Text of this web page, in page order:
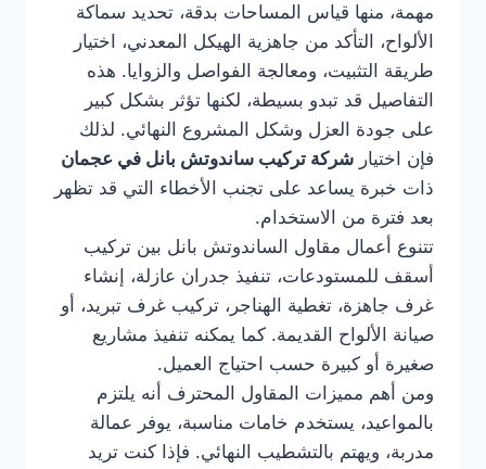
مهمة، منها قياس المساحات بدقة، تحديد سماكة
الألواح، التأكد من جاهزية الهيكل المعدني، اختيار
طريقة التثبيت، ومعالجة الفواصل والزوايا. هذه
التفاصيل قد تبدو بسيطة، لكنها تؤثر بشكل كبير
على جودة العزل وشكل المشروع النهائي. لذلك
فإن اختيار شركة تركيب ساندوتش بانل في عجمان
ذات خبرة يساعد على تجنب الأخطاء التي قد تظهر
بعد فترة من الاستخدام.
تتنوع أعمال مقاول الساندوتش بانل بين تركيب
أسقف للمستودعات، تنفيذ جدران عازلة، إنشاء
غرف جاهزة، تغطية الهناجر، تركيب غرف تبريد، أو
صيانة الألواح القديمة. كما يمكنه تنفيذ مشاريع
صغيرة أو كبيرة حسب احتياج العميل.
ومن أهم مميزات المقاول المحترف أنه يلتزم
بالمواعيد، يستخدم خامات مناسبة، يوفر عمالة
مدربة، ويهتم بالتشطيب النهائي. فإذا كنت تريد